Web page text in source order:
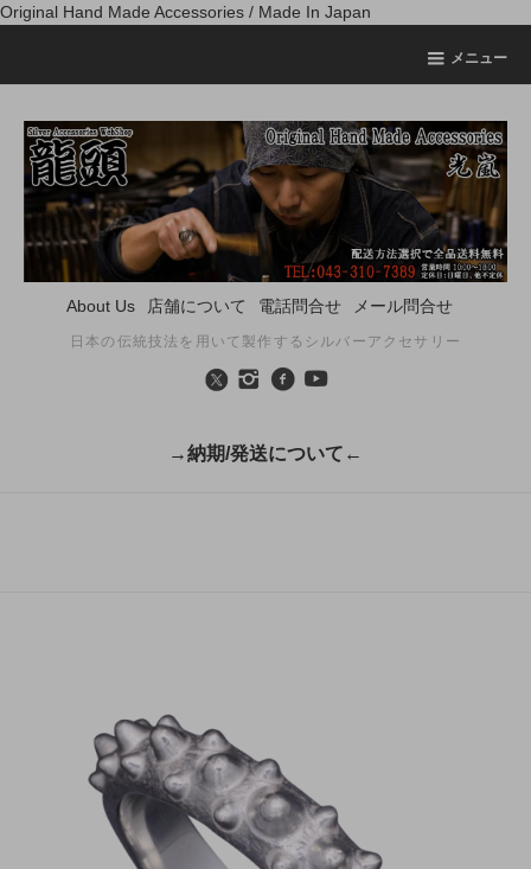
Original Hand Made Accessories / Made In Japan
メニュー
About Us 店舗について 電話問合せ メール問合せ
日本の伝統技法を用いて製作するシルバーアクセサリー
→納期/発送について←